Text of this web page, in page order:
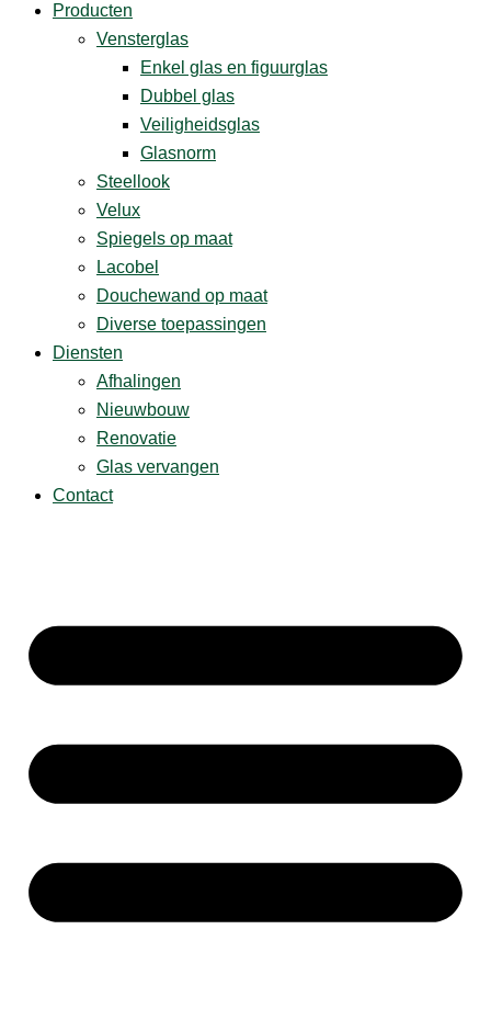
Producten
Vensterglas
Enkel glas en figuurglas
Dubbel glas
Veiligheidsglas
Glasnorm
Steellook
Velux
Spiegels op maat
Lacobel
Douchewand op maat
Diverse ­toepassingen
Diensten
Afhalingen
Nieuwbouw
Renovatie
Glas vervangen
Contact